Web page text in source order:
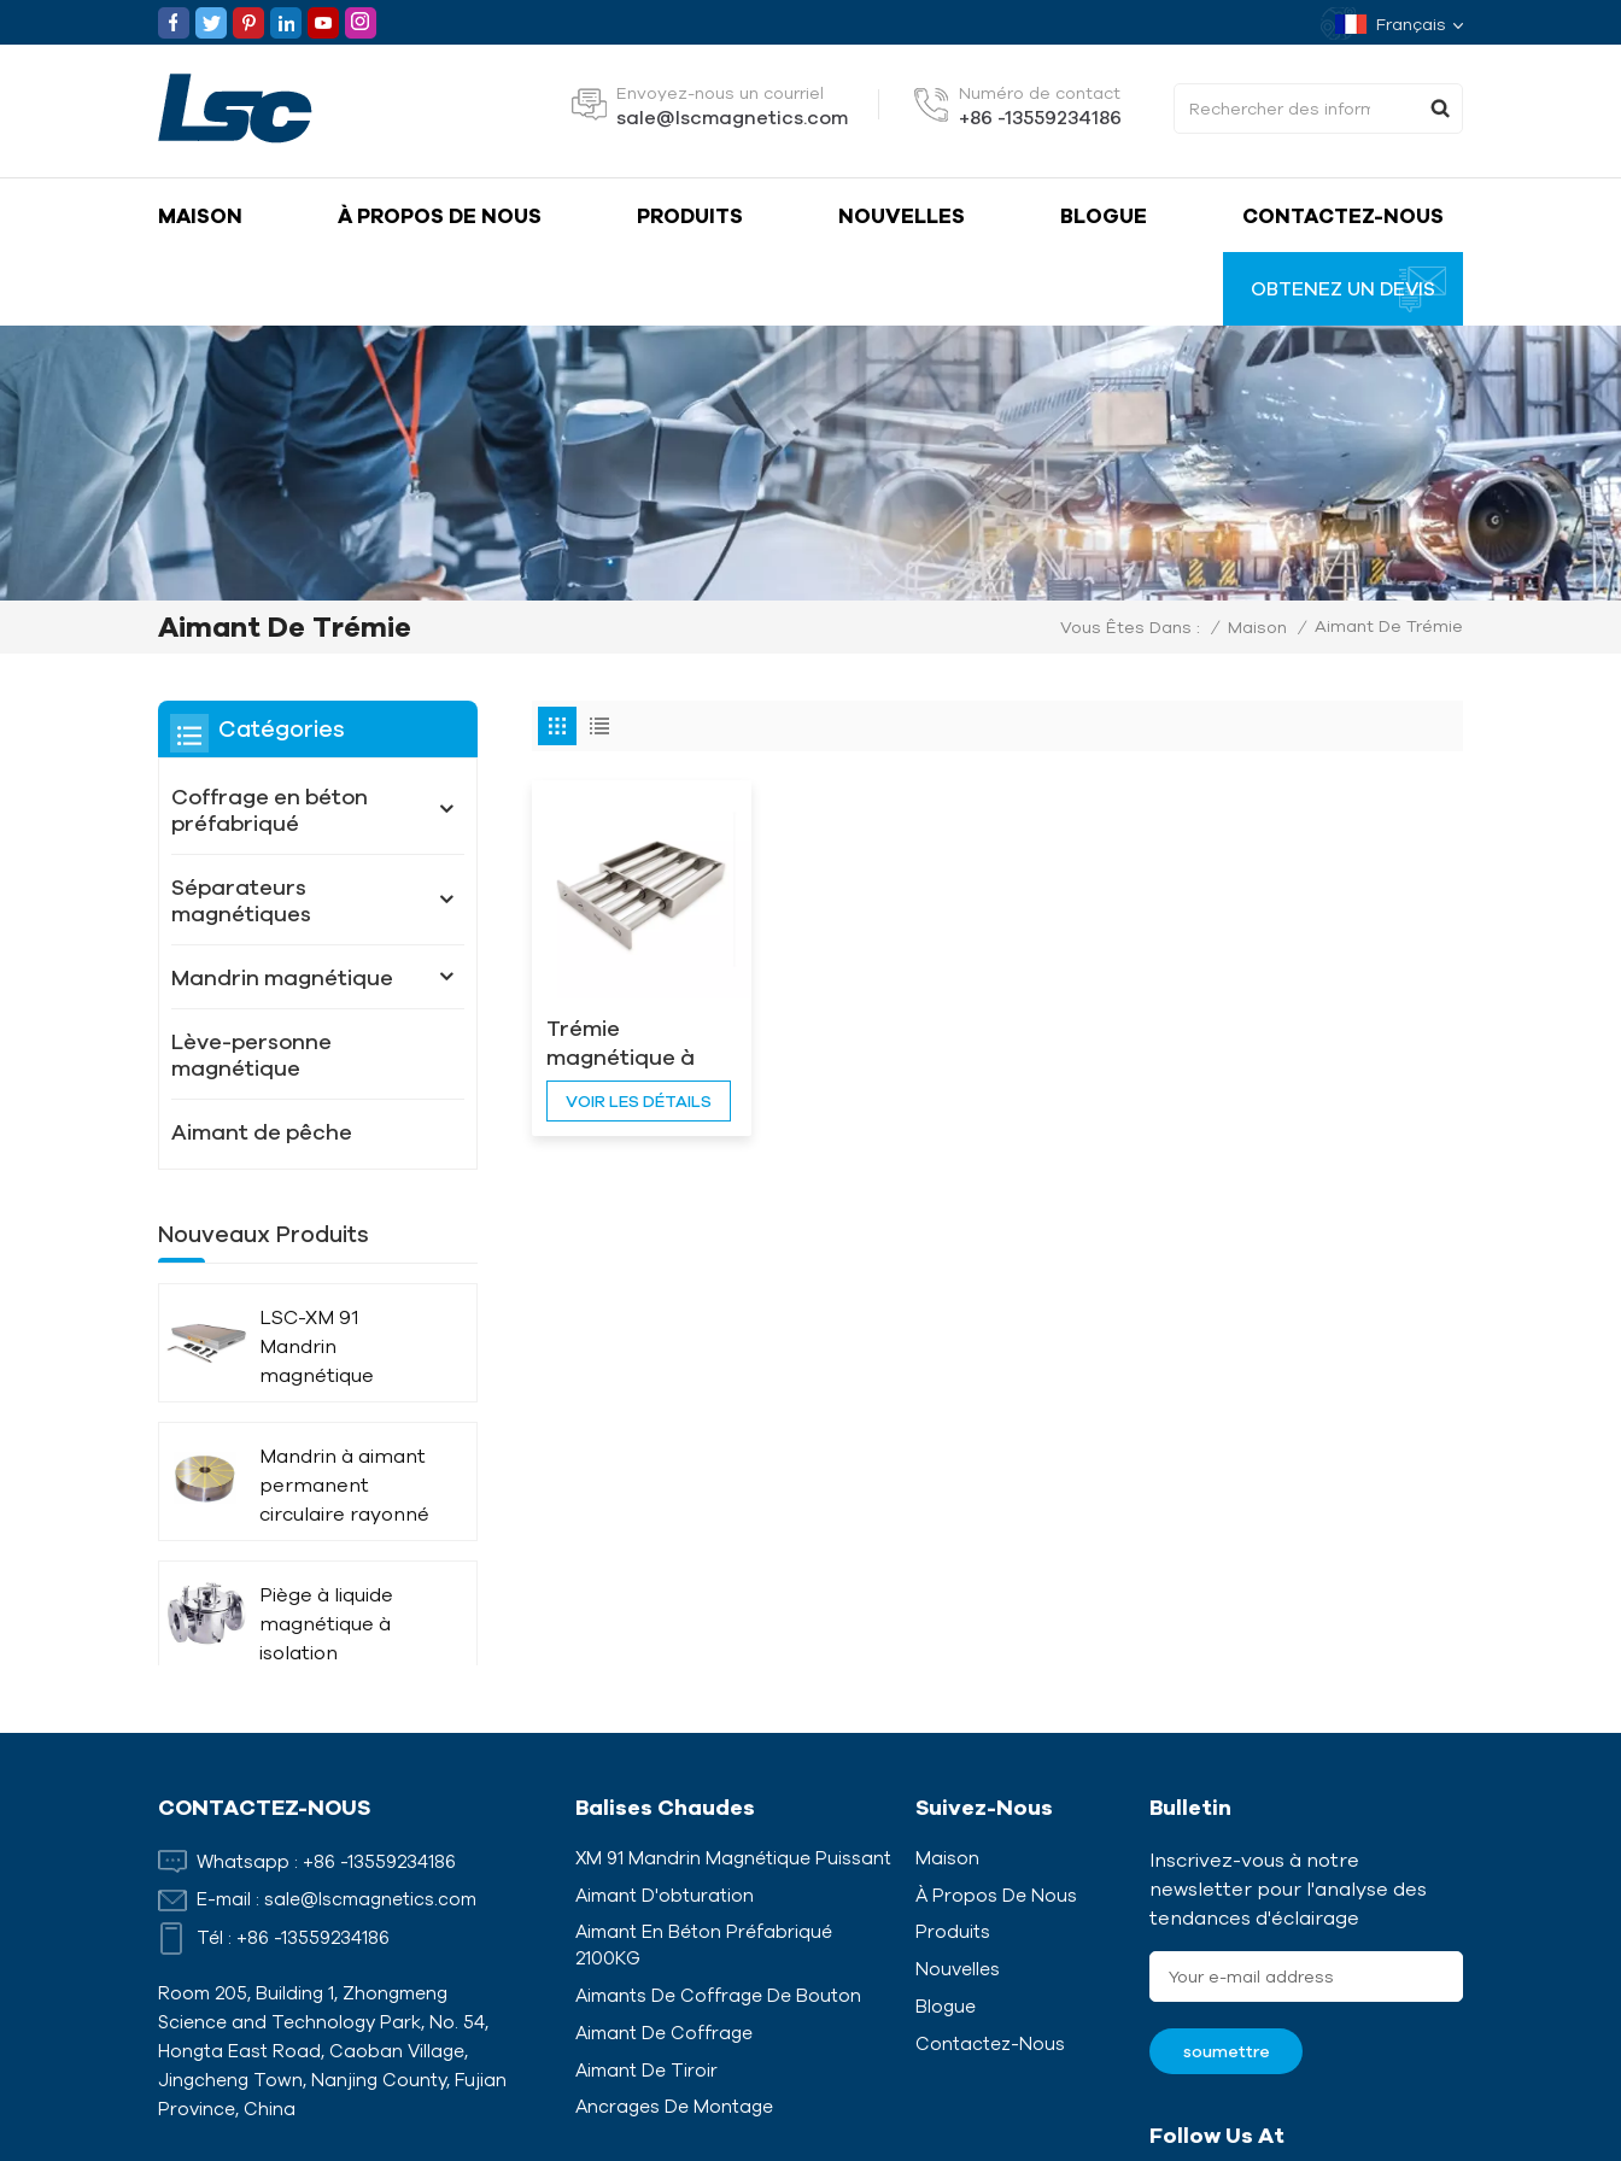
Français
Envoyez-nous un courriel
sale@lscmagnetics.com
Numéro de contact
+86 -13559234186
MAISON À PROPOS DE NOUS PRODUITS NOUVELLES BLOGUE CONTACTEZ-NOUS
OBTENEZ UN DEVIS
Aimant De Trémie Vous Êtes Dans : / Maison / Aimant De Trémie
Trémie
magnétique à
grille facile à
nettoyer
VOIR LES DÉTAILS
Catégories
Coffrage en béton
préfabriqué
Séparateurs
magnétiques
Mandrin magnétique
Lève-personne
magnétique
Aimant de pêche
Nouveaux Produits
LSC-XM 91
Mandrin
magnétique
Mandrin à aimant
permanent
circulaire rayonné
Piège à liquide
magnétique à
isolation
tige magnétique
Aimants de
coffrage avec
CONTACTEZ-NOUS
Whatsapp : +86 -13559234186
E-mail : sale@lscmagnetics.com
Tél : +86 -13559234186
Room 205, Building 1, Zhongmeng
Science and Technology Park, No. 54,
Hongta East Road, Caoban Village,
Jingcheng Town, Nanjing County, Fujian
Province, China
Balises Chaudes
XM 91 Mandrin Magnétique Puissant
Aimant D'obturation
Aimant En Béton Préfabriqué
2100KG
Aimants De Coffrage De Bouton
Aimant De Coffrage
Aimant De Tiroir
Ancrages De Montage
Suivez-Nous
Maison
À Propos De Nous
Produits
Nouvelles
Blogue
Contactez-Nous
Bulletin
Inscrivez-vous à notre
newsletter pour l'analyse des
tendances d'éclairage
Follow Us At